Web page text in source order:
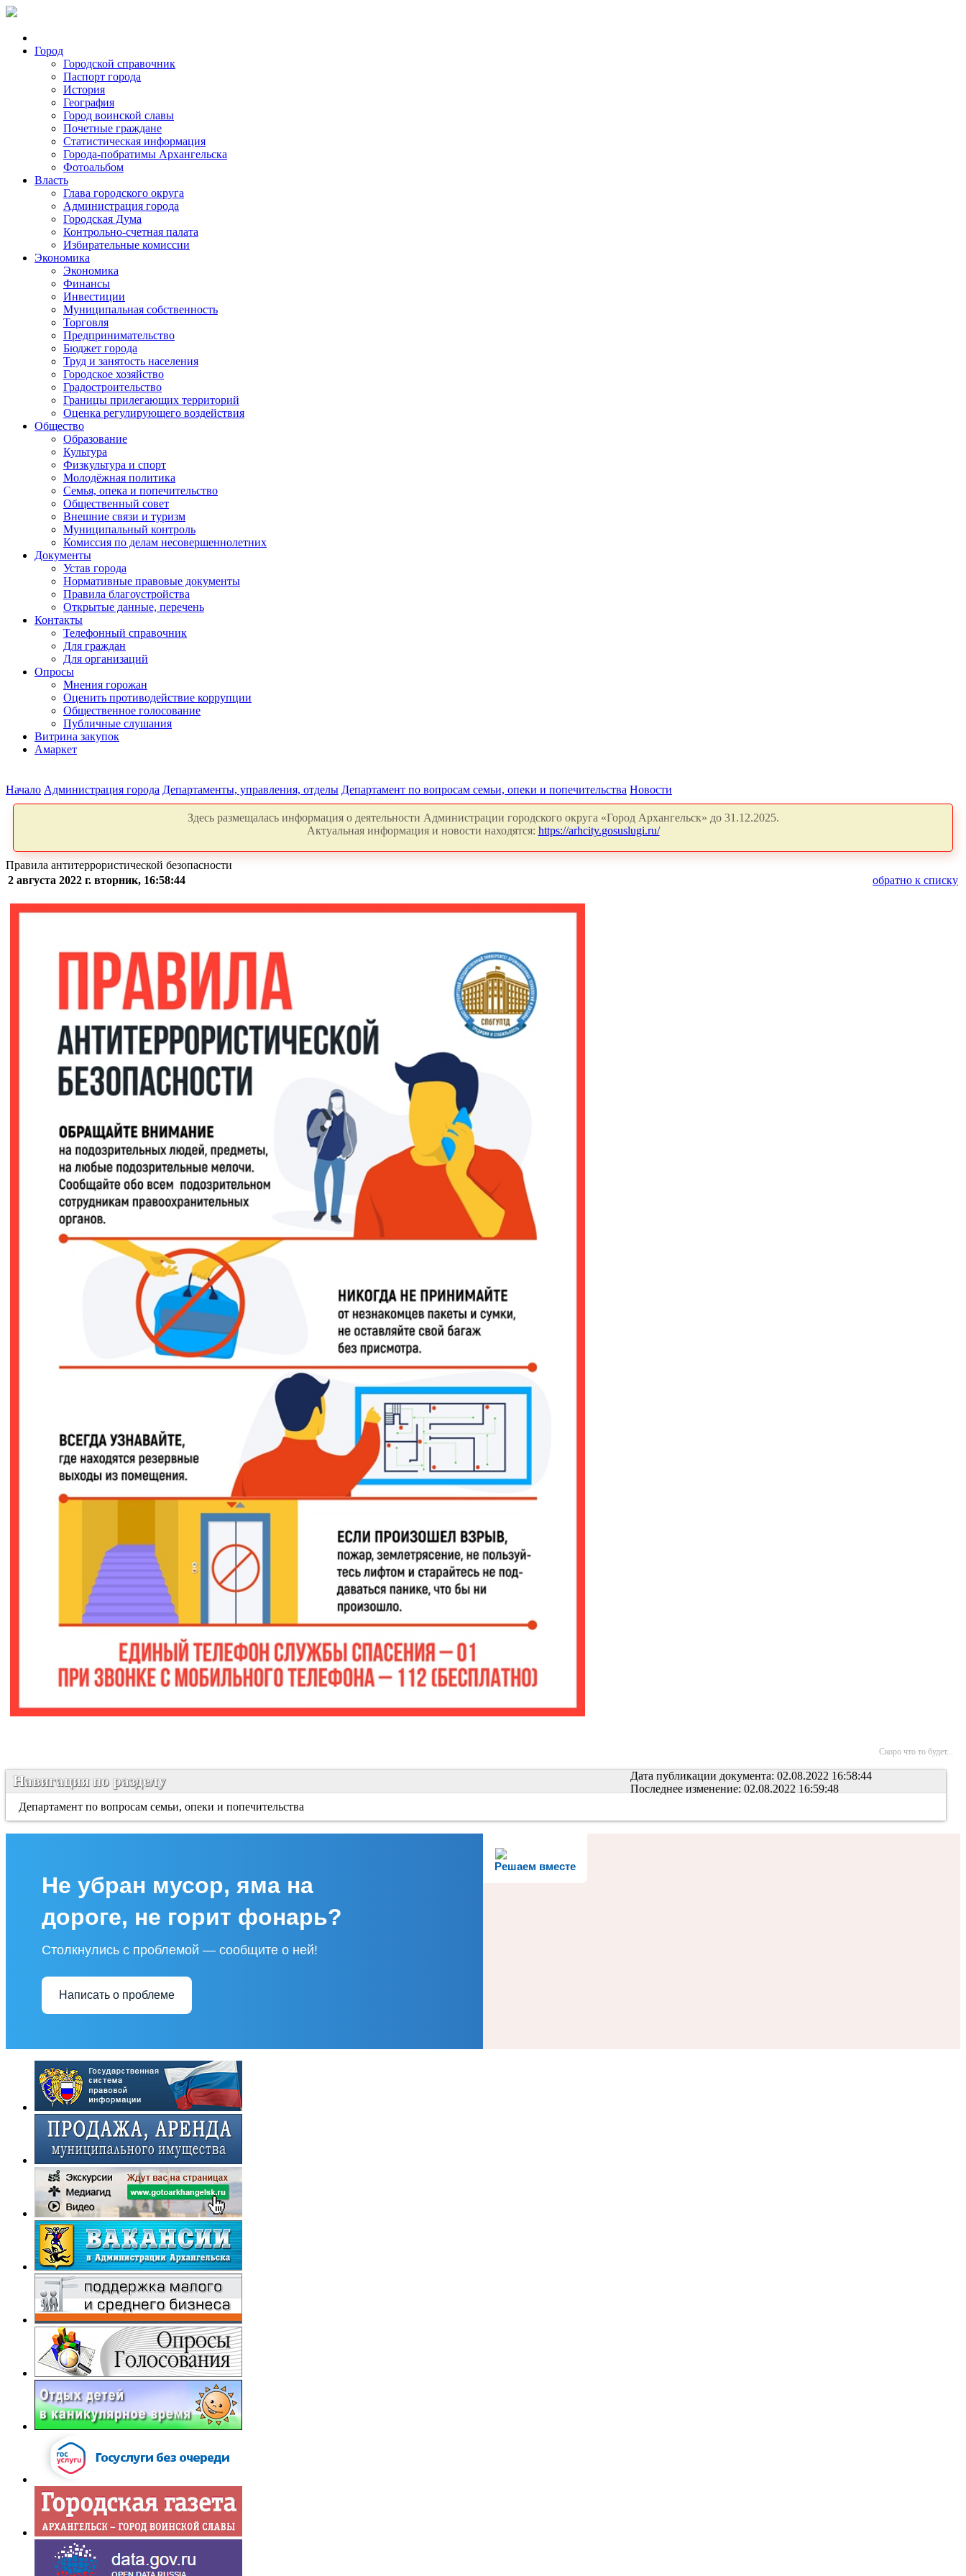
Город
Городской справочник
Паспорт города
История
География
Город воинской славы
Почетные граждане
Статистическая информация
Города-побратимы Архангельска
Фотоальбом
Власть
Глава городского округа
Администрация города
Городская Дума
Контрольно-счетная палата
Избирательные комиссии
Экономика
Экономика
Финансы
Инвестиции
Муниципальная собственность
Торговля
Предпринимательство
Бюджет города
Труд и занятость населения
Городское хозяйство
Градостроительство
Границы прилегающих территорий
Оценка регулирующего воздействия
Общество
Образование
Культура
Физкультура и спорт
Молодёжная политика
Семья, опека и попечительство
Общественный совет
Внешние связи и туризм
Муниципальный контроль
Комиссия по делам несовершеннолетних
Документы
Устав города
Нормативные правовые документы
Правила благоустройства
Открытые данные, перечень
Контакты
Телефонный справочник
Для граждан
Для организаций
Опросы
Мнения горожан
Оценить противодействие коррупции
Общественное голосование
Публичные слушания
Витрина закупок
Амаркет
Начало Администрация города Департаменты, управления, отделы Департамент по вопросам семьи, опеки и попечительства Новости
Здесь размещалась информация о деятельности Администрации городского округа «Город Архангельск» до 31.12.2025.
Актуальная информация и новости находятся: https://arhcity.gosuslugi.ru/
Правила антитеррористической безопасности
2 августа 2022 г. вторник, 16:58:44
обратно к списку
Скоро что то будет...
Дата публикации документа: 02.08.2022 16:58:44
Последнее изменение: 02.08.2022 16:59:48
Навигация по разделу
Департамент по вопросам семьи, опеки и попечительства
Решаем вместе
Не убран мусор, яма на
дороге, не горит фонарь?
Столкнулись с проблемой — сообщите о ней!
Написать о проблеме